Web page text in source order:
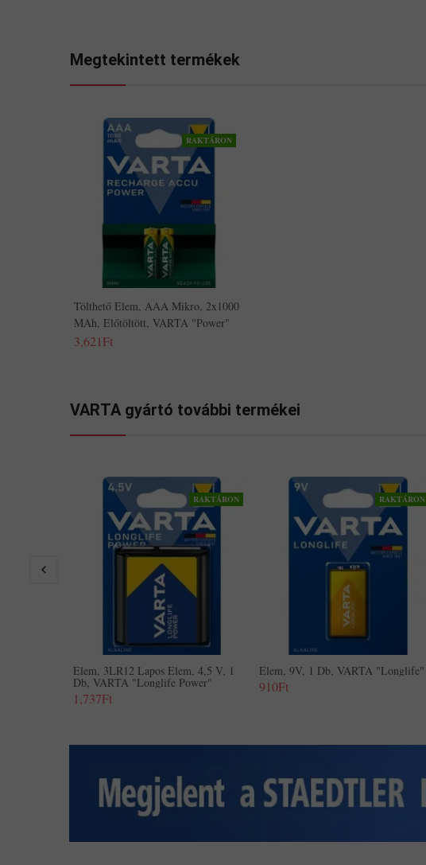
Megtekintett termékek
RAKTÁRON
Tölthető Elem, AAA Mikro, 2x1000
MAh, Előtöltött, VARTA "Power"
3,621Ft
VARTA gyártó további termékei
RAKTÁRON
Elem, 3LR12 Lapos Elem, 4,5 V, 1
Db, VARTA "Longlife Power"
1,737Ft
RAKTÁRON
Elem, 9V, 1 Db, VARTA "Longlife"
910Ft